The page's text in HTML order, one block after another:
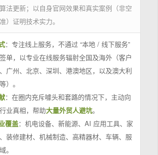
法更新；以自身官网效果和真实案例（非空
）证明技术实力。
：专注线上服务，不通过 “本地 / 线下服务”
单，以专业在线服务辐射全国及海外（客户
广州、北京、深圳、港澳地区，以及澳大利
）。
：在圈内充斥噱头和套路的情况下，主动向
业真相，帮助大量外贸人避坑。
覆盖：机电设备、新能源、AI 应用工具、家
装修建材、机械制造、高精器材、车辆、服
。